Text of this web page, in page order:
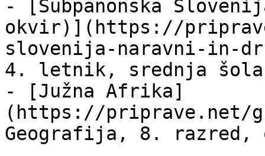
- [Subpanonska
okvir)](https://
slovenija-naravni-in-
4. letnik, srednja šola
- [Južna Afrika]
(https://priprave.net/
Geografija, 8. razred,